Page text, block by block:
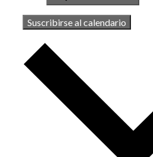
Suscribirse al calendario